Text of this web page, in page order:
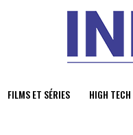
FILMS ET SÉRIES HIGH TECH